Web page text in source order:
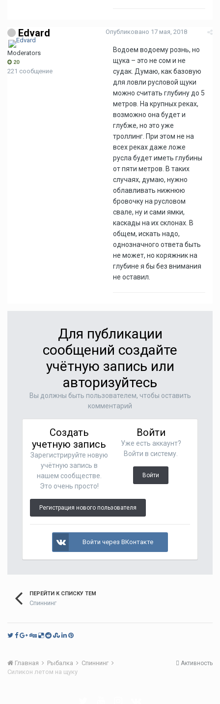
Edvard
Moderators
20
221 сообщение
Опубликовано 17 мая, 2018
Водоем водоему рознь, но
щука – это не сом и не
судак. Думаю, как базовую
для ловли русловой щуки
можно считать глубину до 5
метров. На крупных реках,
возможно она будет и
глубже, но это уже
троллинг. При этом не на
всех реках даже ложе
русла будет иметь глубины
от пяти метров. В таких
случаях, думаю, нужно
облавливать нижнюю
бровочку на русловом
свале, ну и сами ямки,
каскады на их склонах. В
общем, искать надо,
однозначного ответа быть
не может, но коряжник на
глубине я бы без внимания
не оставил.
Для публикации
сообщений создайте
учётную запись или
авторизуйтесь
Вы должны быть пользователем, чтобы оставить
комментарий
Создать
учетную запись
Зарегистрируйте новую
учётную запись в
нашем сообществе.
Это очень просто!
Регистрация нового пользователя
Войти
Уже есть аккаунт?
Войти в систему.
Войти
Войти через ВКонтакте
ПЕРЕЙТИ К СПИСКУ ТЕМ
Спиннинг
Активность
Главная Рыбалка
Спиннинг
Силикон летом на щуку